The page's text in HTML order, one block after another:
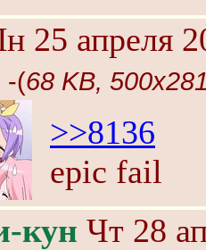
25 апреля
-(68 KB,
>>8136
epic fail
кун Чт 28